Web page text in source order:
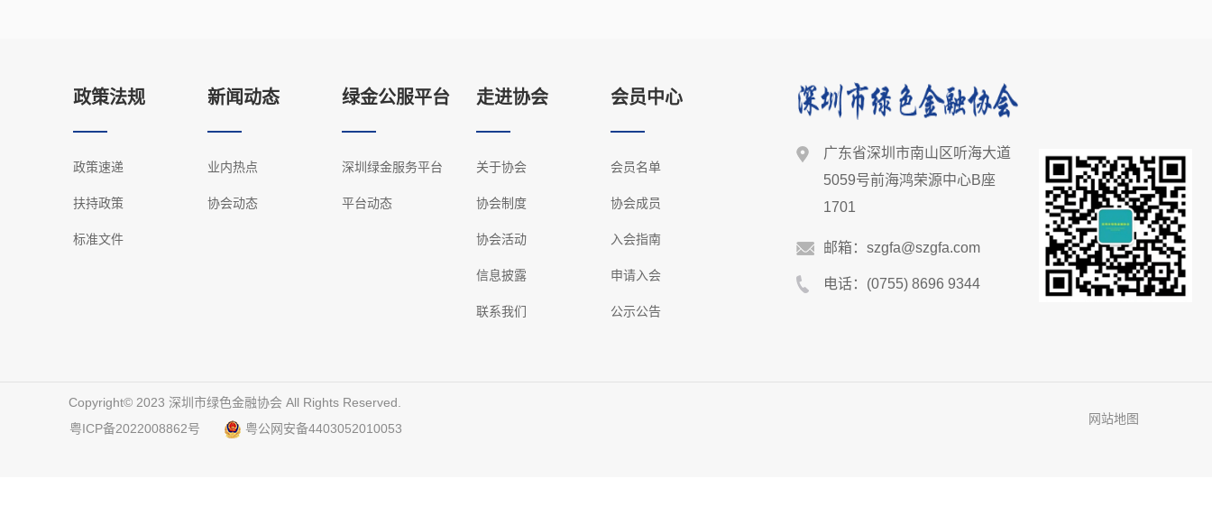
政策法规
政策速递
扶持政策
标准文件
新闻动态
业内热点
协会动态
绿金公服平台
深圳绿金服务平台
平台动态
走进协会
关于协会
协会制度
协会活动
信息披露
联系我们
会员中心
会员名单
协会成员
入会指南
申请入会
公示公告
广东省深圳市南山区听海大道
5059号前海鸿荣源中心B座
1701
邮箱：szgfa@szgfa.com
电话：(0755) 8696 9344
网站地图
Copyright©️ 2023 深圳市绿色金融协会 All Rights Reserved.
粤ICP备2022008862号
粤公网安备4403052010053